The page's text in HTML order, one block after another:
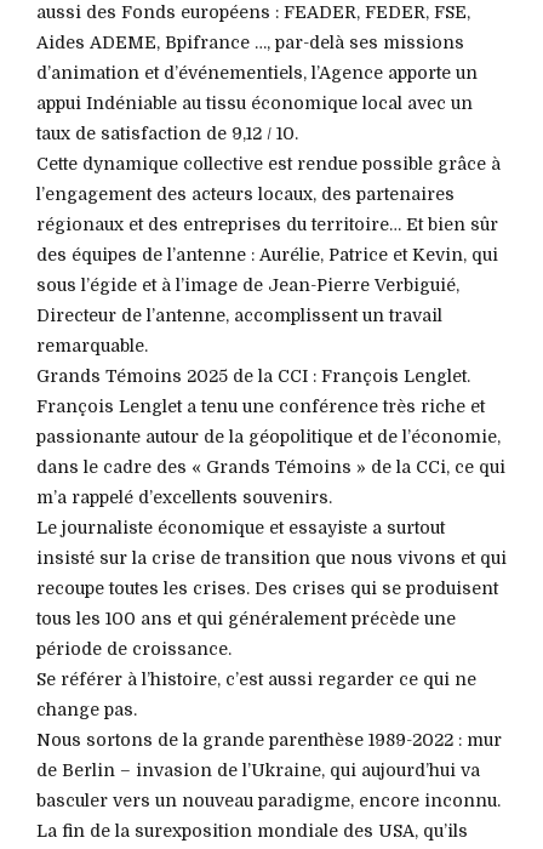
aussi des Fonds européens : FEADER, FEDER, FSE,
Aides ADEME, Bpifrance …, par-delà ses missions
d’animation et d’événementiels, l’Agence apporte un
appui Indéniable au tissu économique local avec un
taux de satisfaction de 9,12 / 10.
Cette dynamique collective est rendue possible grâce à
l’engagement des acteurs locaux, des partenaires
régionaux et des entreprises du territoire… Et bien sûr
des équipes de l’antenne : Aurélie, Patrice et Kevin, qui
sous l’égide et à l’image de Jean-Pierre Verbiguié,
Directeur de l’antenne, accomplissent un travail
remarquable.
Grands Témoins 2025 de la CCI : François Lenglet.
François Lenglet a tenu une conférence très riche et
passionante autour de la géopolitique et de l’économie,
dans le cadre des « Grands Témoins » de la CCi, ce qui
m’a rappelé d’excellents souvenirs.
Le journaliste économique et essayiste a surtout
insisté sur la crise de transition que nous vivons et qui
recoupe toutes les crises. Des crises qui se produisent
tous les 100 ans et qui généralement précède une
période de croissance.
Se référer à l’histoire, c’est aussi regarder ce qui ne
change pas.
Nous sortons de la grande parenthèse 1989-2022 : mur
de Berlin – invasion de l’Ukraine, qui aujourd’hui va
basculer vers un nouveau paradigme, encore inconnu.
La fin de la surexposition mondiale des USA, qu’ils